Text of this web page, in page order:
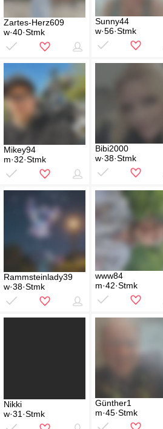
Zartes-Herz609
w·40·Stmk
Sunny44
w·56·Stmk
Mikey94
m·32·Stmk
Bibi2000
w·38·Stmk
Rammsteinlady39
w·38·Stmk
www84
m·42·Stmk
Nikki
w·31·Stmk
Günther1
m·45·Stmk